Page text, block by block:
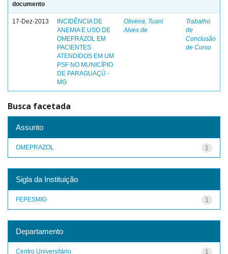
documento
17-Dez-2013
INCIDÊNCIA DE
ANEMIA E USO DE
OMEPRAZOL EM
PACIENTES
ATENDIDOS EM UM
PSF NO MUNICÍPIO
DE PARAGUAÇÚ -
MG
Oliveira, Tuani
Alves de
Trabalho
de
Conclusão
de Curso
Busca facetada
Assunto
1
OMEPRAZOL
Sigla da Instituição
1
FEPESMIG
Departamento
1
Centro Universitário